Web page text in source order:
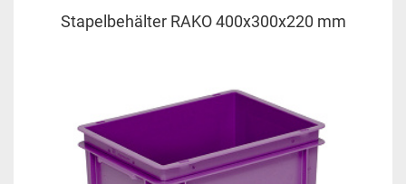
Stapelbehälter RAKO 400x300x220 mm